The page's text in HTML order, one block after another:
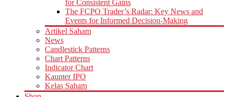
for Consistent Gains
The FCPO Trader’s Radar: Key News and
Events for Informed Decision-Making
Artikel Saham
News
Candlestick Patterns
Chart Patterns
Indicator Chart
Kaunter IPO
Kelas Saham